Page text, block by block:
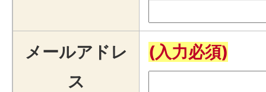
メールアドレ
ス
(入力必須)